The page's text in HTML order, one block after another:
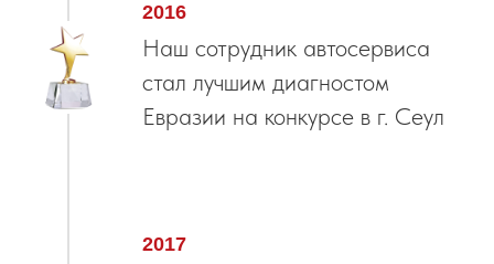
2016
Наш сотрудник автосервиса
стал лучшим диагностом
Евразии на конкурсе в г. Сеул
2017